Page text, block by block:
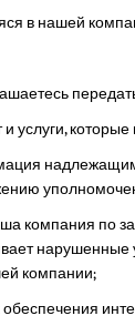
в нашей
и услуги,
надлежащим
компания по
нарушенные
компании;